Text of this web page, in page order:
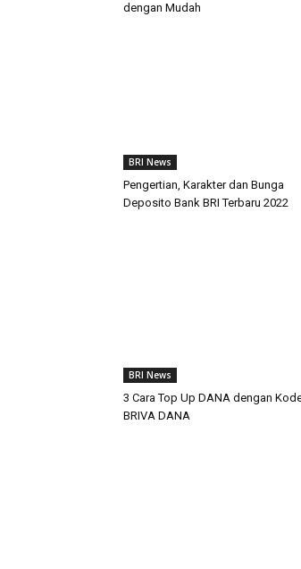
dengan Mudah
BRI News
Pengertian, Karakter dan Bunga
Deposito Bank BRI Terbaru 2022
BRI News
3 Cara Top Up DANA dengan
BRIVA DANA